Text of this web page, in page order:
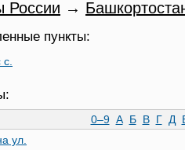
России →
пункты:
0–9 А Б В Г Д
ул.